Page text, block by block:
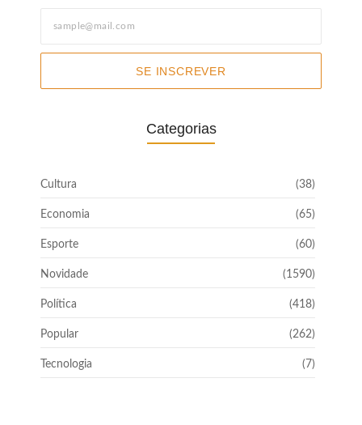
SE INSCREVER
Categorias
Cultura (38)
Economia (65)
Esporte (60)
Novidade (1590)
Política (418)
Popular (262)
Tecnologia (7)